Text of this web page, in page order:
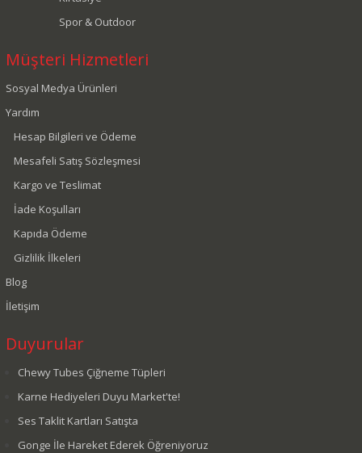
Spor & Outdoor
Müşteri Hizmetleri
Sosyal Medya Ürünleri
Yardım
Hesap Bilgileri ve Ödeme
Mesafeli Satış Sözleşmesi
Kargo ve Teslimat
İade Koşulları
Kapıda Ödeme
Gizlilik İlkeleri
Blog
İletişim
Duyurular
Chewy Tubes Çiğneme Tüpleri
Karne Hediyeleri Duyu Market'te!
Ses Taklit Kartları Satışta
Gonge İle Hareket Ederek Öğreniyoruz